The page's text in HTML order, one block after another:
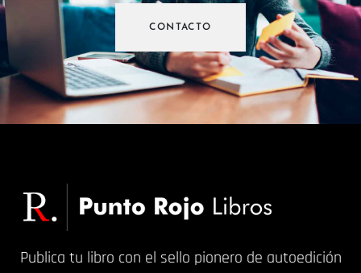
CONTACTO
Publica tu libro con el sello pionero de autoedición